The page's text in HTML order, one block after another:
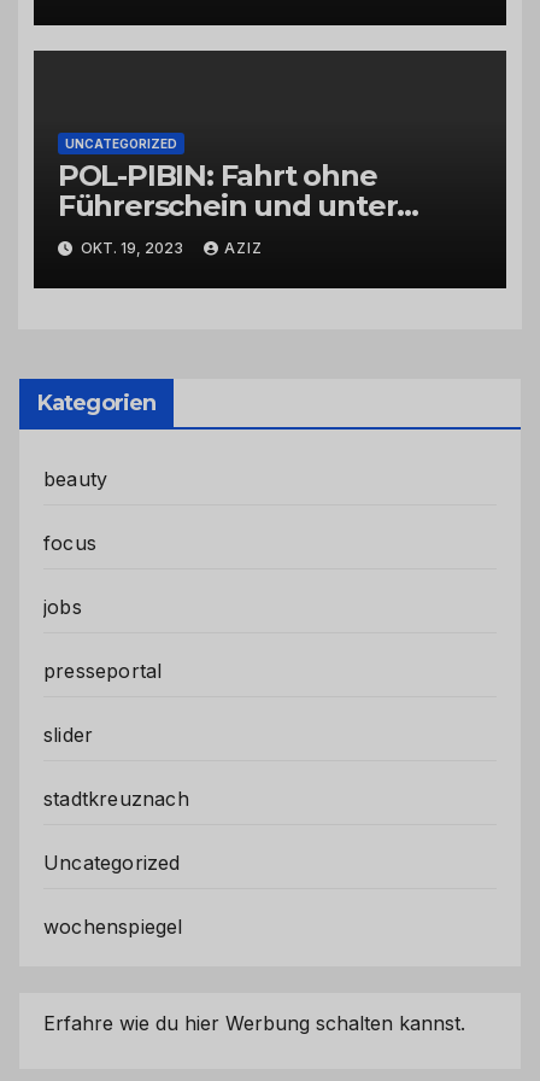
UNCATEGORIZED
POL-PIBIN: Fahrt ohne
Führerschein und unter
Einfluss von Drogen
OKT. 19, 2023 AZIZ
Kategorien
beauty
focus
jobs
presseportal
slider
stadtkreuznach
Uncategorized
wochenspiegel
Erfahre wie du hier Werbung schalten kannst.